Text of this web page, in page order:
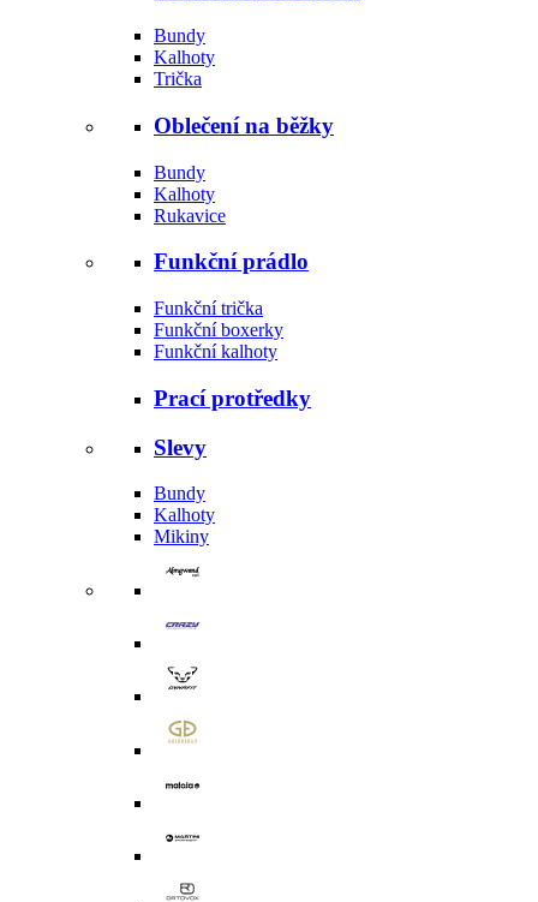
Bundy
Kalhoty
Trička
Oblečení na běžky
Bundy
Kalhoty
Rukavice
Funkční prádlo
Funkční trička
Funkční boxerky
Funkční kalhoty
Prací protředky
Slevy
Bundy
Kalhoty
Mikiny